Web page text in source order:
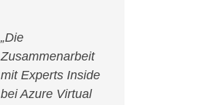
„Die
Zusammenarbeit
mit Experts Inside
bei Azure Virtual